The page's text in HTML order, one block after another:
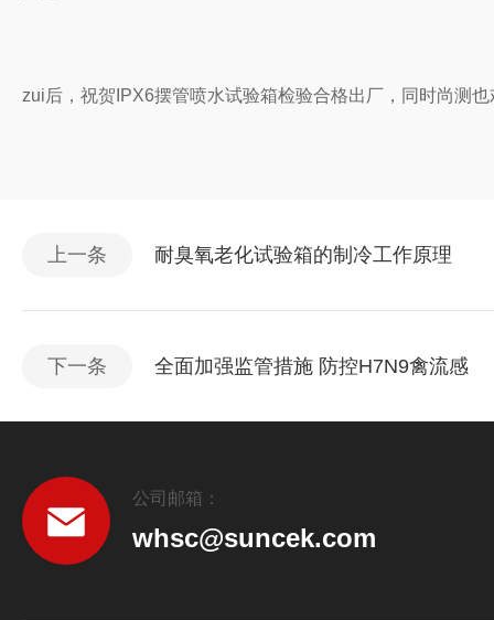
zui后，祝贺IPX6摆管喷水试验箱检验合格出厂，同时尚测
上一条 耐臭氧老化试验箱的制冷工作原理
下一条 全面加强监管措施 防控H7N9禽流感
公司邮箱：
whsc@suncek.com